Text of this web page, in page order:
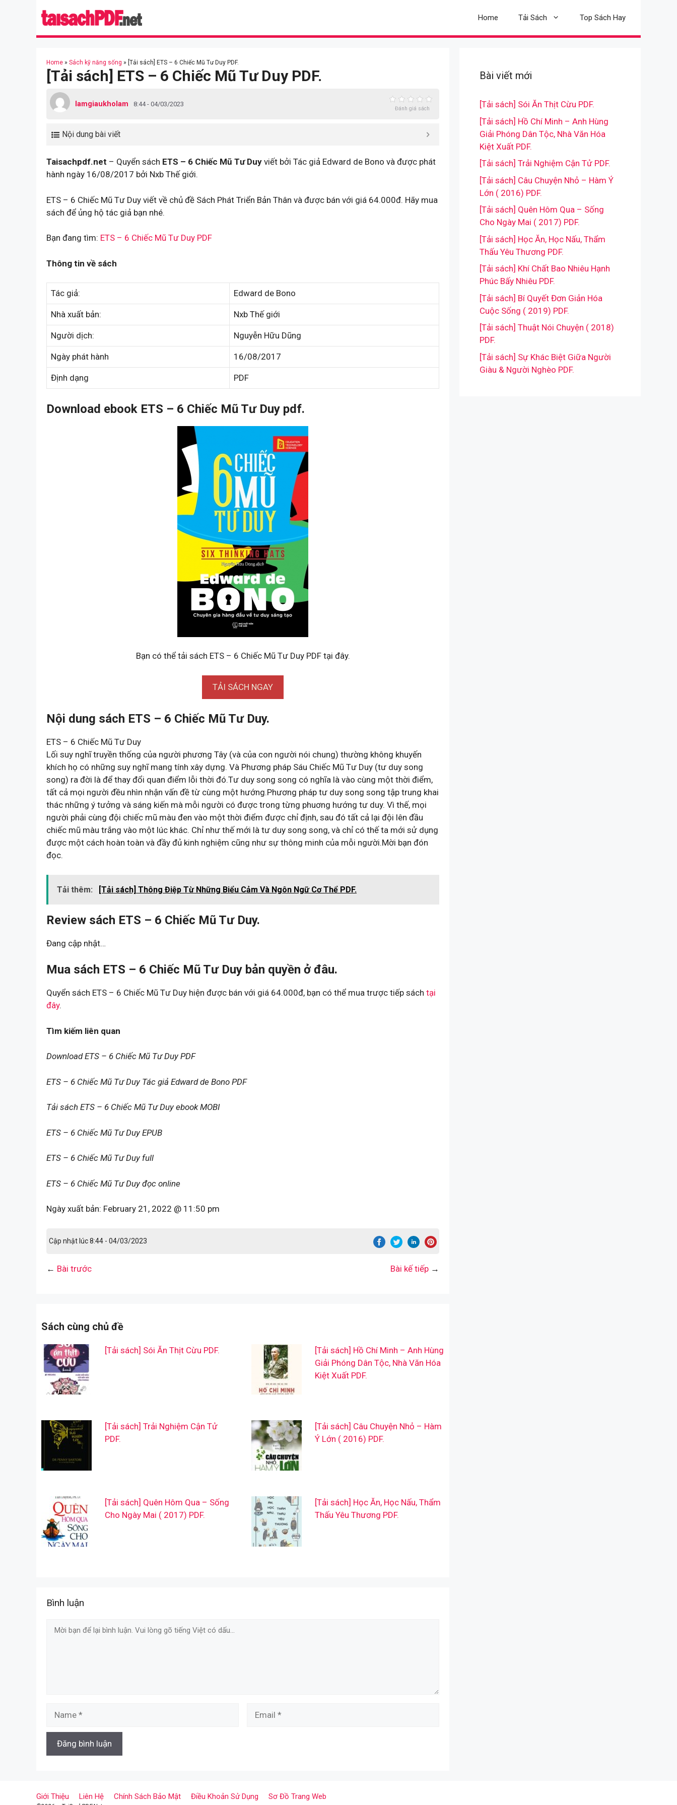
Home Tải Sách Top Sách Hay
Home » Sách kỹ năng sống » [Tải sách] ETS – 6 Chiếc Mũ Tư Duy PDF.
[Tải sách] ETS – 6 Chiếc Mũ Tư Duy PDF.
lamgiaukholam 8:44 - 04/03/2023
Đánh giá sách
Nội dung bài viết
Taisachpdf.net – Quyển sách ETS – 6 Chiếc Mũ Tư Duy viết bởi Tác giả Edward de Bono và được phát
hành ngày 16/08/2017 bởi Nxb Thế giới.
ETS – 6 Chiếc Mũ Tư Duy viết về chủ đề Sách Phát Triển Bản Thân và được bán với giá 64.000đ. Hãy mua
sách để ủng hộ tác giả bạn nhé.
Bạn đang tìm: ETS – 6 Chiếc Mũ Tư Duy PDF
Thông tin về sách
Tác giả: Edward de Bono
Nhà xuất bản: Nxb Thế giới
Người dịch: Nguyễn Hữu Dũng
Ngày phát hành 16/08/2017
Định dạng PDF
Download ebook ETS – 6 Chiếc Mũ Tư Duy pdf.
Bạn có thể tải sách ETS – 6 Chiếc Mũ Tư Duy PDF tại đây.
TẢI SÁCH NGAY
Nội dung sách ETS – 6 Chiếc Mũ Tư Duy.
ETS – 6 Chiếc Mũ Tư Duy
Lối suy nghĩ truyền thống của người phương Tây (và của con người nói chung) thường không khuyến
khích họ có những suy nghĩ mang tính xây dựng. Và Phương pháp Sáu Chiếc Mũ Tư Duy (tư duy song
song) ra đời là để thay đổi quan điểm lỗi thời đó.Tư duy song song có nghĩa là vào cùng một thời điểm,
tất cả mọi người đều nhìn nhận vấn đề từ cùng một hướng.Phương pháp tư duy song song tập trung khai
thác những ý tưởng và sáng kiến mà mỗi người có được trong từng phuơng hướng tư duy. Vì thế, mọi
người phải cùng đội chiếc mũ màu đen vào một thời điểm được chỉ định, sau đó tất cả lại đội lên đầu
chiếc mũ màu trắng vào một lúc khác. Chỉ như thế mới là tư duy song song, và chỉ có thế ta mới sử dụng
được một cách hoàn toàn và đầy đủ kinh nghiệm cũng như sự thông minh của mỗi người.Mời bạn đón
đọc.
Tải thêm: [Tải sách] Thông Điệp Từ Những Biểu Cảm Và Ngôn Ngữ Cơ Thể PDF.
Review sách ETS – 6 Chiếc Mũ Tư Duy.
Đang cập nhật…
Mua sách ETS – 6 Chiếc Mũ Tư Duy bản quyền ở đâu.
Quyển sách ETS – 6 Chiếc Mũ Tư Duy hiện được bán với giá 64.000đ, bạn có thể mua trược tiếp sách tại
đây.
Tìm kiếm liên quan
Download ETS – 6 Chiếc Mũ Tư Duy PDF
ETS – 6 Chiếc Mũ Tư Duy Tác giả Edward de Bono PDF
Tải sách ETS – 6 Chiếc Mũ Tư Duy ebook MOBI
ETS – 6 Chiếc Mũ Tư Duy EPUB
ETS – 6 Chiếc Mũ Tư Duy full
ETS – 6 Chiếc Mũ Tư Duy đọc online
Ngày xuất bản: February 21, 2022 @ 11:50 pm
Cập nhật lúc 8:44 - 04/03/2023
← Bài trước Bài kế tiếp →
Sách cùng chủ đề
[Tải sách] Sói Ăn Thịt Cừu PDF.
[Tải sách] Hồ Chí Minh – Anh Hùng
Giải Phóng Dân Tộc, Nhà Văn Hóa
Kiệt Xuất PDF.
[Tải sách] Trải Nghiệm Cận Tử
PDF.
[Tải sách] Câu Chuyện Nhỏ – Hàm
Ý Lớn ( 2016) PDF.
[Tải sách] Quên Hôm Qua – Sống
Cho Ngày Mai ( 2017) PDF.
[Tải sách] Học Ăn, Học Nấu, Thẩm
Thấu Yêu Thương PDF.
Bình luận
Comment
Bài viết mới
[Tải sách] Sói Ăn Thịt Cừu PDF.
[Tải sách] Hồ Chí Minh – Anh Hùng
Giải Phóng Dân Tộc, Nhà Văn Hóa
Kiệt Xuất PDF.
[Tải sách] Trải Nghiệm Cận Tử PDF.
[Tải sách] Câu Chuyện Nhỏ – Hàm Ý
Lớn ( 2016) PDF.
[Tải sách] Quên Hôm Qua – Sống
Cho Ngày Mai ( 2017) PDF.
[Tải sách] Học Ăn, Học Nấu, Thẩm
Thấu Yêu Thương PDF.
[Tải sách] Khí Chất Bao Nhiêu Hạnh
Phúc Bấy Nhiêu PDF.
[Tải sách] Bí Quyết Đơn Giản Hóa
Cuộc Sống ( 2019) PDF.
[Tải sách] Thuật Nói Chuyện ( 2018)
PDF.
[Tải sách] Sự Khác Biệt Giữa Người
Giàu & Người Nghèo PDF.
Giới Thiệu Liên Hệ Chính Sách Bảo Mật Điều Khoản Sử Dụng Sơ Đồ Trang Web